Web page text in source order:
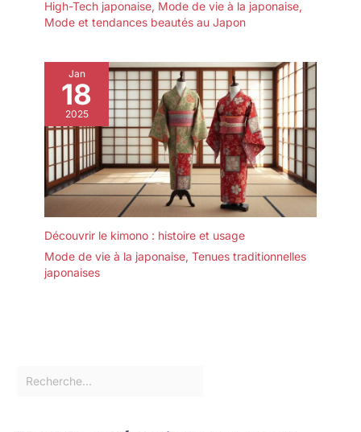
High-Tech japonaise, Mode de vie à la japonaise,
Mode et tendances beautés au Japon
Jan
18
2025
Découvrir le kimono : histoire et usage
Mode de vie à la japonaise, Tenues traditionnelles
japonaises